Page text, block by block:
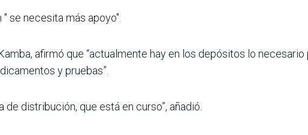
se necesita más apoyo".
afirmó que “actualmente hay en los depósitos lo
y pruebas”.
distribución, que está en curso”, añadió.